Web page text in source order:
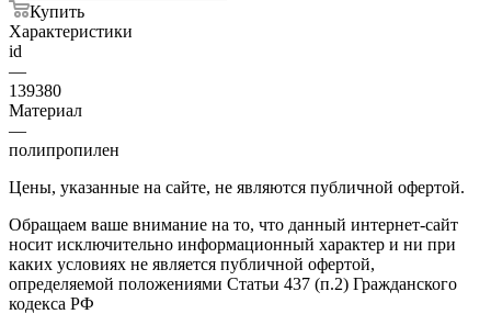
Купить
Характеристики
id
—
139380
Материал
—
полипропилен
Цены, указанные на сайте, не являются публичной офертой.
Обращаем ваше внимание на то, что данный интернет-сайт
носит исключительно информационный характер и ни при
каких условиях не является публичной офертой,
определяемой положениями Статьи 437 (п.2) Гражданского
кодекса РФ